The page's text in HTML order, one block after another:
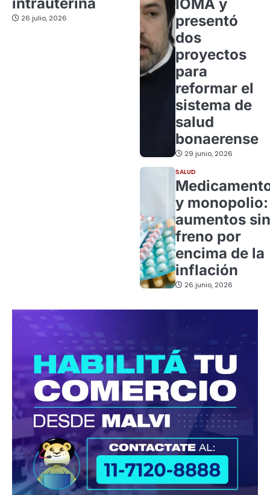
26 julio, 2026
IOMA y
presentó
dos
proyectos
para
reformar el
sistema de
salud
bonaerense
29 junio, 2026
SALUD
y monopolio:
aumentos sin
freno por
encima de la
inflación
26 junio, 2026